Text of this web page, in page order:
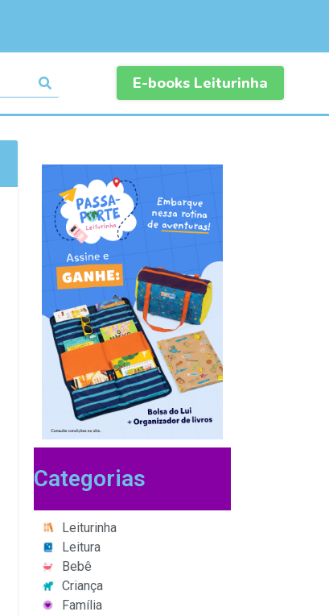
E-books Leiturinha
Categorias
Leiturinha
Leitura
Bebê
Criança
Família